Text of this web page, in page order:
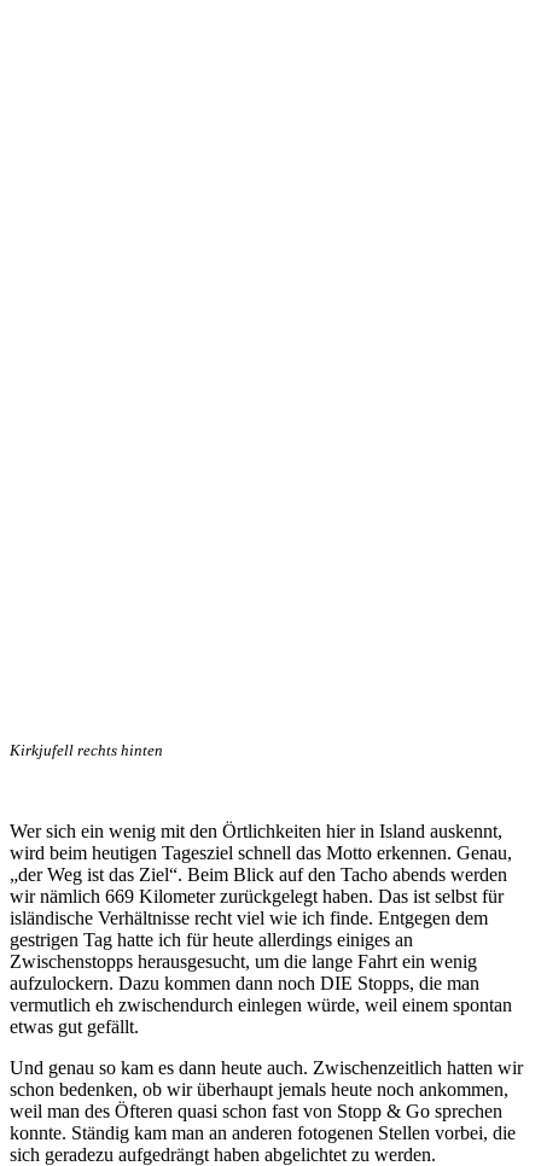
Kirkjufell rechts hinten
Wer sich ein wenig mit den Örtlichkeiten hier in Island auskennt,
wird beim heutigen Tagesziel schnell das Motto erkennen. Genau,
„der Weg ist das Ziel“. Beim Blick auf den Tacho abends werden
wir nämlich 669 Kilometer zurückgelegt haben. Das ist selbst für
isländische Verhältnisse recht viel wie ich finde. Entgegen dem
gestrigen Tag hatte ich für heute allerdings einiges an
Zwischenstopps herausgesucht, um die lange Fahrt ein wenig
aufzulockern. Dazu kommen dann noch DIE Stopps, die man
vermutlich eh zwischendurch einlegen würde, weil einem spontan
etwas gut gefällt.
Und genau so kam es dann heute auch. Zwischenzeitlich hatten wir
schon bedenken, ob wir überhaupt jemals heute noch ankommen,
weil man des Öfteren quasi schon fast von Stopp & Go sprechen
konnte. Ständig kam man an anderen fotogenen Stellen vorbei, die
sich geradezu aufgedrängt haben abgelichtet zu werden.